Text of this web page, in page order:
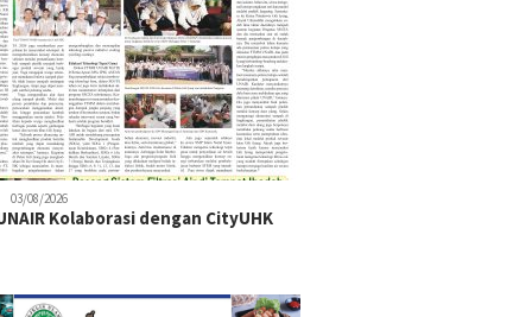
03/08/2026
Kolaborasi dengan CityUHK